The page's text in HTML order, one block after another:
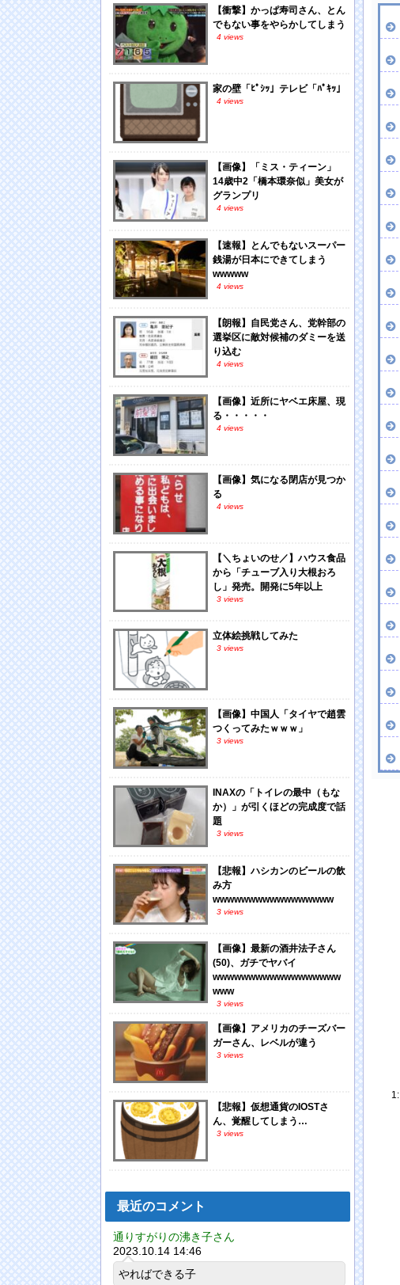
1:
【衝撃】かっぱ寿司さん、とん
でもない事をやらかしてしまう
4 views
家の壁「ﾋﾟｼｯ」テレビ「ﾊﾟｷｯ」
4 views
【画像】「ミス・ティーン」
14歳中2「橋本環奈似」美女が
グランプリ
4 views
【速報】とんでもないスーパー
銭湯が日本にできてしまう
wwwww
4 views
【朗報】自民党さん、党幹部の
選挙区に敵対候補のダミーを送
り込む
4 views
【画像】近所にヤベエ床屋、現
る・・・・・
4 views
【画像】気になる閉店が見つか
る
4 views
【＼ちょいのせ／】ハウス食品
から「チューブ入り大根おろ
し」発売。開発に5年以上
3 views
立体絵挑戦してみた
3 views
【画像】中国人「タイヤで趙雲
つくってみたｗｗｗ」
3 views
INAXの「トイレの最中（もな
か）」が引くほどの完成度で話
題
3 views
【悲報】ハシカンのビールの飲
み方
wwwwwwwwwwwwwwwww
3 views
【画像】最新の酒井法子さん
(50)、ガチでヤバイ
wwwwwwwwwwwwwwwwww
www
3 views
【画像】アメリカのチーズバー
ガーさん、レベルが違う
3 views
【悲報】仮想通貨のIOSTさ
ん、覚醒してしまう…
3 views
最近のコメント
通りすがりの沸き子さん
2023.10.14 14:46
やればできる子